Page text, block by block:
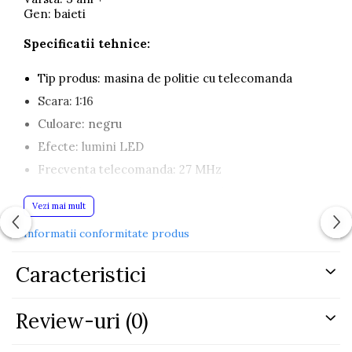
Gen: baieti
Specificatii tehnice:
Tip produs: masina de politie cu telecomanda
Scara: 1:16
Culoare: negru
Efecte: lumini LED
Frecventa telecomanda: 27 MHz
Control: inainte, inapoi, stanga, dreapta
Telecomanda: neagra cu butoane rosii
Alimentare masina: 4 x AA 1.5V (nu sunt incluse)
incluse)
Varsta recomandata: peste 3 ani
Vezi mai mult
Informatii conformitate produs
Caracteristici
Review-uri (0)